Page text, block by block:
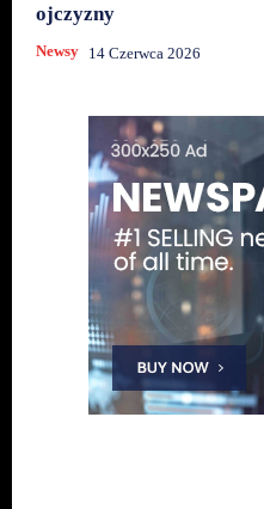
ojczyzny
Newsy 14 Czerwca 2026